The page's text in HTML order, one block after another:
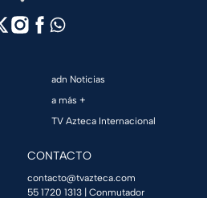
adn Noticias
a más +
TV Azteca Internacional
CONTACTO
contacto@tvazteca.com
55 1720 1313 | Conmutador